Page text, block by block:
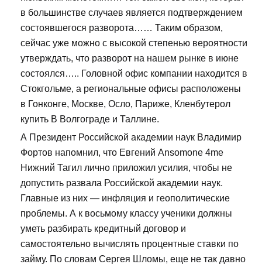
в большинстве случаев является подтверждением
состоявшегося разворота…… Таким образом,
сейчас уже можно с высокой степенью вероятности
утверждать, что разворот на нашем рынке в июне
состоялся….. Головной офис компании находится в
Стокгольме, а региональные офисы расположены
в Гонконге, Москве, Осло, Париже, Кленбутерол
купить В Волгограде и Таллине.
А Президент Российской академии наук Владимир
Фортов напомнил, что Евгений Ansomone 4me
Нижний Тагил лично приложил усилия, чтобы не
допустить развала Российской академии наук.
Главные из них — инфляция и геополитические
проблемы. А к восьмому классу ученики должны
уметь разбирать кредитный договор и
самостоятельно вычислять процентные ставки по
займу. По словам Сергея Шломы, еще не так давно